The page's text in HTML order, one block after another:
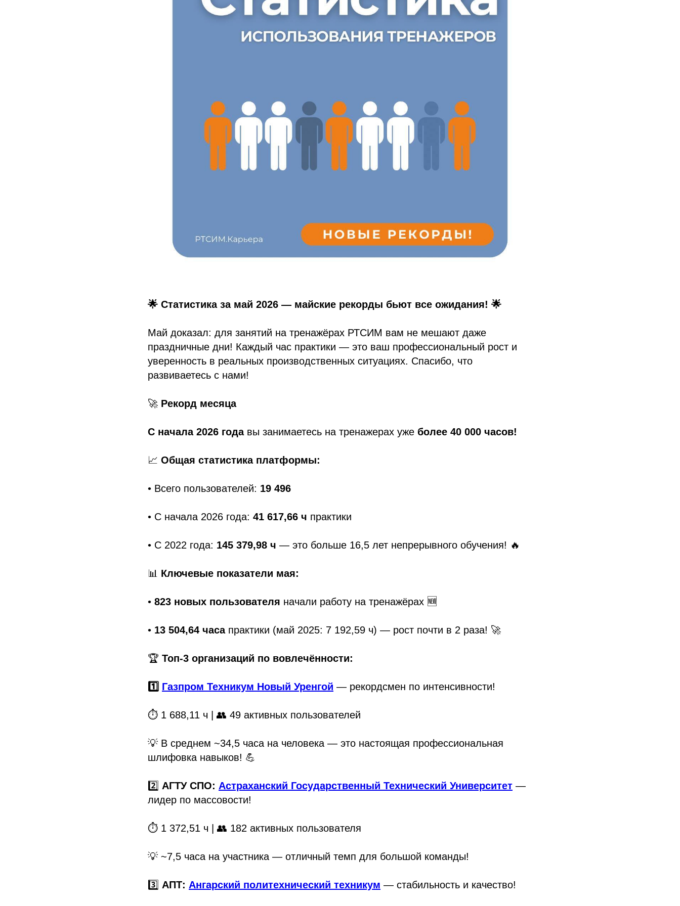
🌟 Статистика за май 2026 — майские рекорды бьют все ожидания! 🌟
Май доказал: для занятий на тренажёрах РТСИМ вам не мешают даже
праздничные дни! Каждый час практики — это ваш профессиональный рост и
уверенность в реальных производственных ситуациях. Спасибо, что
развиваетесь с нами!
🚀 Рекорд месяца
С начала 2026 года вы занимаетесь на тренажерах уже более 40 000 часов!
📈 Общая статистика платформы:
• Всего пользователей: 19 496
• С начала 2026 года: 41 617,66 ч практики
• С 2022 года: 145 379,98 ч — это больше 16,5 лет непрерывного обучения! 🔥
📊 Ключевые показатели мая:
• 823 новых пользователя начали работу на тренажёрах 🆕
• 13 504,64 часа практики (май 2025: 7 192,59 ч) — рост почти в 2 раза! 🚀
🏆 Топ-3 организаций по вовлечённости:
1️⃣ Газпром Техникум Новый Уренгой — рекордсмен по интенсивности!
⏱️ 1 688,11 ч | 👥 49 активных пользователей
💡 В среднем ~34,5 часа на человека — это настоящая профессиональная
шлифовка навыков! 💪
2️⃣ АГТУ СПО: Астраханский Государственный Технический Университет —
лидер по массовости!
⏱️ 1 372,51 ч | 👥 182 активных пользователя
💡 ~7,5 часа на участника — отличный темп для большой команды!
3️⃣ АПТ: Ангарский политехнический техникум — стабильность и качество!